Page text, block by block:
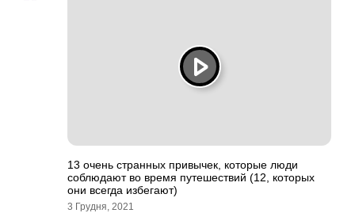
13 очень странных привычек, которые люди
соблюдают во время путешествий (12, которых
они всегда избегают)
3 Грудня, 2021